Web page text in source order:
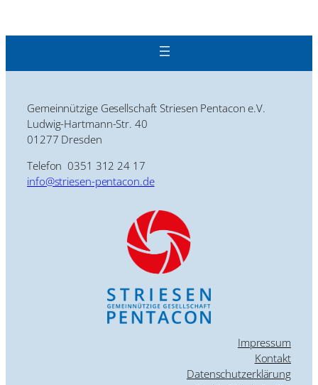
Gemeinnützige Gesellschaft Striesen Pentacon e.V.
Ludwig-Hartmann-Str. 40
01277 Dresden
Telefon 0351 312 24 17
info@striesen-pentacon.de
Impressum
Kontakt
Datenschutzerklärung